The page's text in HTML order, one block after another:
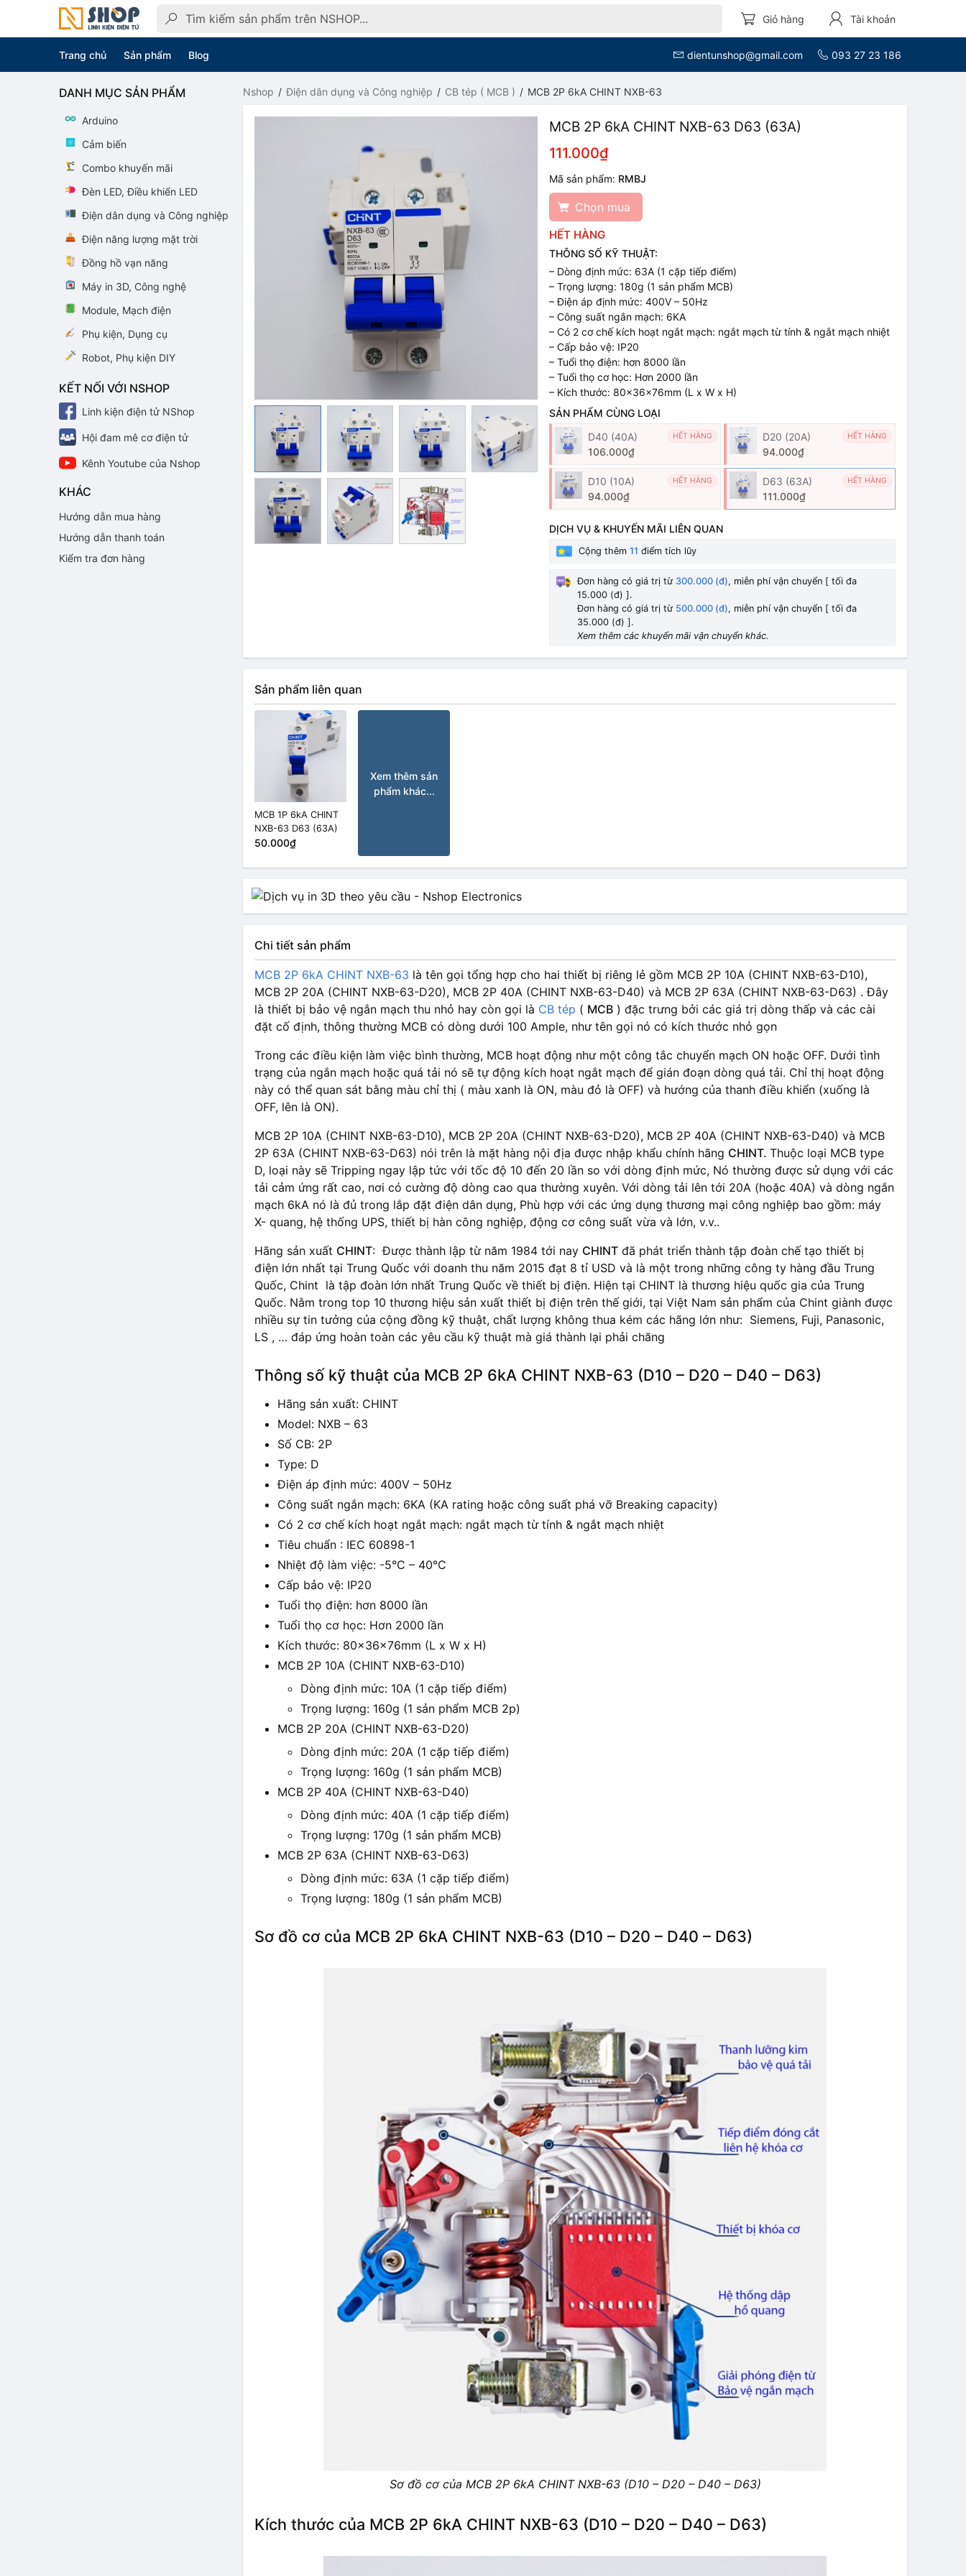
Giỏ hàng Tài khoản
Trang chủ Sản phẩm Blog dientunshop@gmail.com 093 27 23 186
Nshop Điện dân dụng và Công nghiệp CB tép ( MCB ) MCB 2P 6kA CHINT NXB-63
MCB 2P 6kA CHINT NXB-63 D63 (63A)
111.000₫
Mã sản phẩm: RMBJ
Chọn mua
HẾT HÀNG
THÔNG SỐ KỸ THUẬT:
– Dòng định mức: 63A (1 cặp tiếp điểm)
– Trọng lượng: 180g (1 sản phẩm MCB)
– Điện áp định mức: 400V – 50Hz
– Công suất ngắn mạch: 6KA
– Có 2 cơ chế kích hoạt ngắt mạch: ngắt mạch từ tính & ngắt mạch nhiệt
– Cấp bảo vệ: IP20
– Tuổi thọ điện: hơn 8000 lần
– Tuổi thọ cơ học: Hơn 2000 lần
– Kích thước: 80x36x76mm (L x W x H)
SẢN PHẨM CÙNG LOẠI
D40 (40A)
HẾT HÀNG
106.000₫
D20 (20A) HẾT HÀNG
94.000₫
D10 (10A) HẾT HÀNG
94.000₫
D63 (63A) HẾT HÀNG
111.000₫
DỊCH VỤ & KHUYẾN MÃI LIÊN QUAN
Cộng thêm11 điểm tích lũy
Đơn hàng có giá trị từ 300.000 (đ), miễn phí vận chuyển [ tối đa
15.000 (đ) ].
Đơn hàng có giá trị từ 500.000 (đ), miễn phí vận chuyển [ tối đa
35.000 (đ) ].
Xem thêm các khuyến mãi vận chuyển khác.
Sản phẩm liên quan
MCB 1P 6kA CHINT
NXB-63 D63 (63A)
50.000₫
Xem thêm sản
phẩm khác...
Chi tiết sản phẩm
MCB 2P 6kA CHINT NXB-63 là tên gọi tổng hợp cho hai thiết bị riêng lẻ gồm MCB 2P 10A (CHINT NXB-63-D10),
MCB 2P 20A (CHINT NXB-63-D20), MCB 2P 40A (CHINT NXB-63-D40) và MCB 2P 63A (CHINT NXB-63-D63) . Đây
là thiết bị bảo vệ ngắn mạch thu nhỏ hay còn gọi là CB tép ( MCB ) đặc trưng bởi các giá trị dòng thấp và các cài
đặt cố định, thông thường MCB có dòng dưới 100 Ample, như tên gọi nó có kích thước nhỏ gọn
Trong các điều kiện làm việc bình thường, MCB hoạt động như một công tắc chuyển mạch ON hoặc OFF. Dưới tình
trạng của ngắn mạch hoặc quá tải nó sẽ tự động kích hoạt ngắt mạch để gián đoạn dòng quá tải. Chỉ thị hoạt động
này có thể quan sát bằng màu chỉ thị ( màu xanh là ON, màu đỏ là OFF) và hướng của thanh điều khiển (xuống là
OFF, lên là ON).
MCB 2P 10A (CHINT NXB-63-D10), MCB 2P 20A (CHINT NXB-63-D20), MCB 2P 40A (CHINT NXB-63-D40) và MCB
2P 63A (CHINT NXB-63-D63) nói trên là mặt hàng nội địa được nhập khẩu chính hãng CHINT. Thuộc loại MCB type
D, loại này sẽ Tripping ngay lập tức với tốc độ 10 đến 20 lần so với dòng định mức, Nó thường được sử dụng với các
tải cảm ứng rất cao, nơi có cường độ dòng cao qua thường xuyên. Với dòng tải lên tới 20A (hoặc 40A) và dòng ngắn
mạch 6kA nó là đủ trong lắp đặt điện dân dụng, Phù hợp với các ứng dụng thương mại công nghiệp bao gồm: máy
X- quang, hệ thống UPS, thiết bị hàn công nghiệp, động cơ công suất vừa và lớn, v.v..
Hãng sản xuất CHINT: Được thành lập từ năm 1984 tới nay CHINT đã phát triển thành tập đoàn chế tạo thiết bị
điện lớn nhất tại Trung Quốc với doanh thu năm 2015 đạt 8 tỉ USD và là một trong những công ty hàng đầu Trung
Quốc, Chint là tập đoàn lớn nhất Trung Quốc về thiết bị điện. Hiện tại CHINT là thương hiệu quốc gia của Trung
Quốc. Nằm trong top 10 thương hiệu sản xuất thiết bị điện trên thế giới, tại Việt Nam sản phẩm của Chint giành được
nhiều sự tin tưởng của cộng đồng kỹ thuật, chất lượng không thua kém các hãng lớn như: Siemens, Fuji, Panasonic,
LS , … đáp ứng hoàn toàn các yêu cầu kỹ thuật mà giá thành lại phải chăng
Thông số kỹ thuật của MCB 2P 6kA CHINT NXB-63 (D10 – D20 – D40 – D63)
Hãng sản xuất: CHINT
Model: NXB – 63
Số CB: 2P
Type: D
Điện áp định mức: 400V – 50Hz
Công suất ngắn mạch: 6KA (KA rating hoặc công suất phá vỡ Breaking capacity)
Có 2 cơ chế kích hoạt ngắt mạch: ngắt mạch từ tính & ngắt mạch nhiệt
Tiêu chuẩn : IEC 60898-1
Nhiệt độ làm việc: -5°C – 40°C
Cấp bảo vệ: IP20
Tuổi thọ điện: hơn 8000 lần
Tuổi thọ cơ học: Hơn 2000 lần
Kích thước: 80x36x76mm (L x W x H)
MCB 2P 10A (CHINT NXB-63-D10)
Dòng định mức: 10A (1 cặp tiếp điểm)
Trọng lượng: 160g (1 sản phẩm MCB 2p)
MCB 2P 20A (CHINT NXB-63-D20)
Dòng định mức: 20A (1 cặp tiếp điểm)
Trọng lượng: 160g (1 sản phẩm MCB)
MCB 2P 40A (CHINT NXB-63-D40)
Dòng định mức: 40A (1 cặp tiếp điểm)
Trọng lượng: 170g (1 sản phẩm MCB)
MCB 2P 63A (CHINT NXB-63-D63)
Dòng định mức: 63A (1 cặp tiếp điểm)
Trọng lượng: 180g (1 sản phẩm MCB)
Sơ đồ cơ của MCB 2P 6kA CHINT NXB-63 (D10 – D20 – D40 – D63)
Sơ đồ cơ của MCB 2P 6kA CHINT NXB-63 (D10 – D20 – D40 – D63)
Kích thước của MCB 2P 6kA CHINT NXB-63 (D10 – D20 – D40 – D63)
DANH MỤC SẢN PHẨM
Arduino
Cảm biến
Combo khuyến mãi
Đèn LED, Điều khiển LED
Điện dân dụng và Công nghiệp
Điện năng lượng mặt trời
Đồng hồ vạn năng
Máy in 3D, Công nghệ
Module, Mạch điện
Phụ kiện, Dụng cụ
Robot, Phụ kiện DIY
KẾT NỐI VỚI NSHOP
Linh kiện điện tử NShop
Hội đam mê cơ điện tử
Kênh Youtube của Nshop
KHÁC
Hướng dẫn mua hàng
Hướng dẫn thanh toán
Kiểm tra đơn hàng